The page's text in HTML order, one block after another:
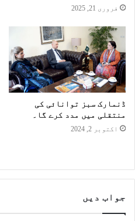
فروری 21, 2025
ڈنمارک سبز توانائی کی
منتقلی میں مدد کرے گا۔
اکتوبر 2, 2024
جواب دیں